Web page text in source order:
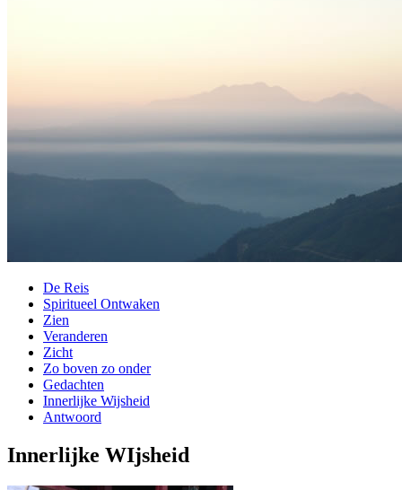
De Reis
Spiritueel Ontwaken
Zien
Veranderen
Zicht
Zo boven zo onder
Gedachten
Innerlijke Wijsheid
Antwoord
Innerlijke WIjsheid